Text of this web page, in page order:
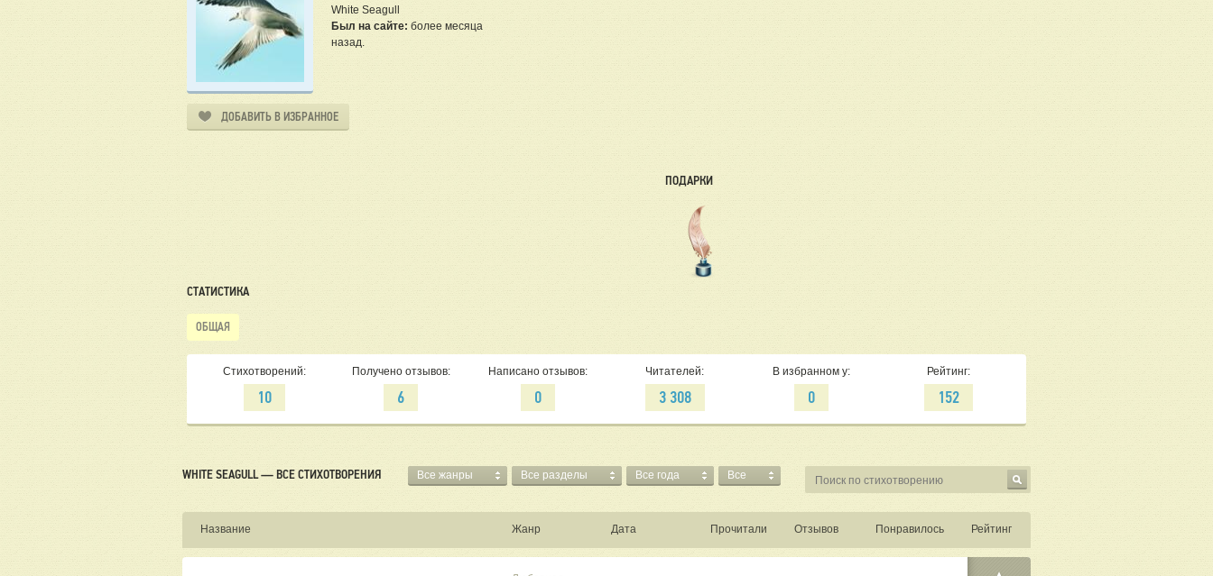
White Seagull
Был на сайте: более месяца
назад.
ДОБАВИТЬ В ИЗБРАННОЕ
ПОДАРКИ
СТАТИСТИКА
ОБЩАЯ
Стихотворений:
10
Получено отзывов:
6
Написано отзывов:
0
Читателей:
3 308
В избранном у:
0
Рейтинг:
152
WHITE SEAGULL — ВСЕ СТИХОТВОРЕНИЯ Все жанры Все разделы Все года Все
Название Жанр Дата Прочитали Отзывов Понравилось Рейтинг